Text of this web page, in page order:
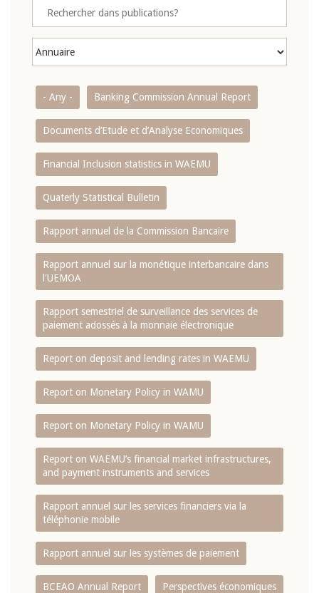
- Any - Banking Commission Annual Report
Documents d’Etude et d’Analyse Economiques
Financial Inclusion statistics in WAEMU
Quaterly Statistical Bulletin
Rapport annuel de la Commission Bancaire
Rapport annuel sur la monétique interbancaire dans
l'UEMOA
Rapport semestriel de surveillance des services de
paiement adossés à la monnaie électronique
Report on deposit and lending rates in WAEMU
Report on Monetary Policy in WAMU
Report on Monetary Policy in WAMU
Report on WAEMU’s financial market infrastructures,
and payment instruments and services
Rapport annuel sur les services financiers via la
téléphonie mobile
Rapport annuel sur les systèmes de paiement
BCEAO Annual Report Perspectives économiques